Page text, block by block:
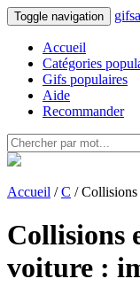
Toggle navigation
Accueil
Catégories
Gifs populaires
Aide
Recommander
Accueil /C / Collisions
Collisions
voiture :